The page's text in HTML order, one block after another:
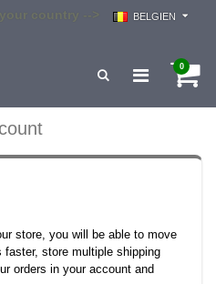
BELGIEN
0
store, you will be able to move
store multiple shipping
orders in your account and